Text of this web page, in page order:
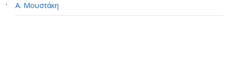
Α. Μουστάκη